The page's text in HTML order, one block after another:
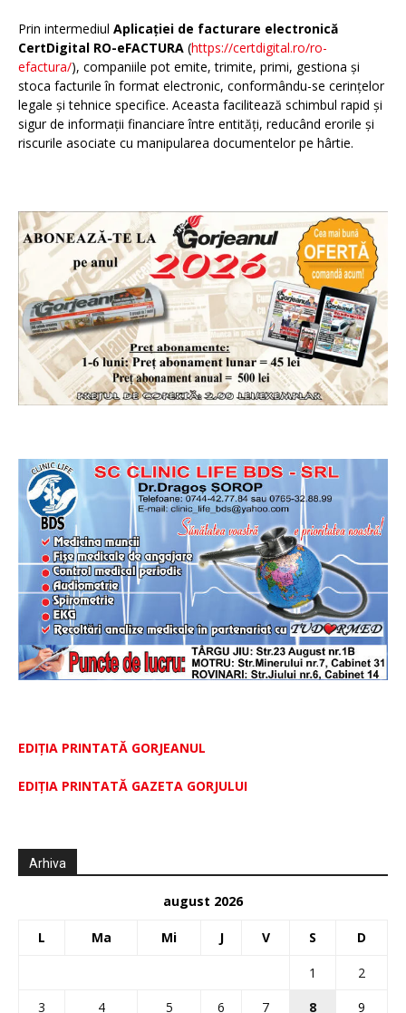
Prin intermediul Aplicației de facturare electronică
CertDigital RO-eFACTURA (https://certdigital.ro/ro-
efactura/), companiile pot emite, trimite, primi, gestiona și
stoca facturile în format electronic, conformându-se cerințelor
legale și tehnice specifice. Aceasta facilitează schimbul rapid și
sigur de informații financiare între entități, reducând erorile și
riscurile asociate cu manipularea documentelor pe hârtie.
EDIȚIA PRINTATĂ GORJEANUL
EDIŢIA PRINTATĂ GAZETA GORJULUI
Arhiva
august 2026
L Ma Mi J V S D
1
2
3
4 5 6 7 8 9